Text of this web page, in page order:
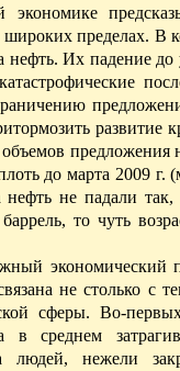
пределах. В
нефть. Их падение
развитие
предложения
до марта 2009 г.
нефть не падали
то чуть
экономический
не столько с
сферы. Во-
в среднем
людей, нежели